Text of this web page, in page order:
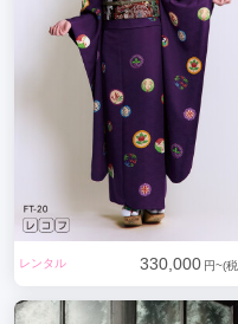
レンタル 330,000 円~(